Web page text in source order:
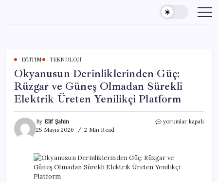
content
EĞITIM TEKNOLOJI
Okyanusun Derinliklerinden Güç:
Rüzgar ve Güneş Olmadan Sürekli
Elektrik Üreten Yenilikçi Platform
By Elif Şahin
25 Mayıs 2026
2 Min Read
Okyanusun
Güneş
Olmadan
yorumlar kapalı